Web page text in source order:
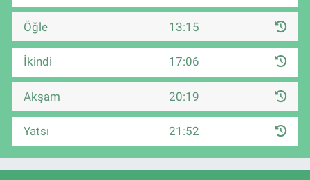
Öğle 13:15
İkindi 17:06
Akşam 20:19
Yatsı 21:52